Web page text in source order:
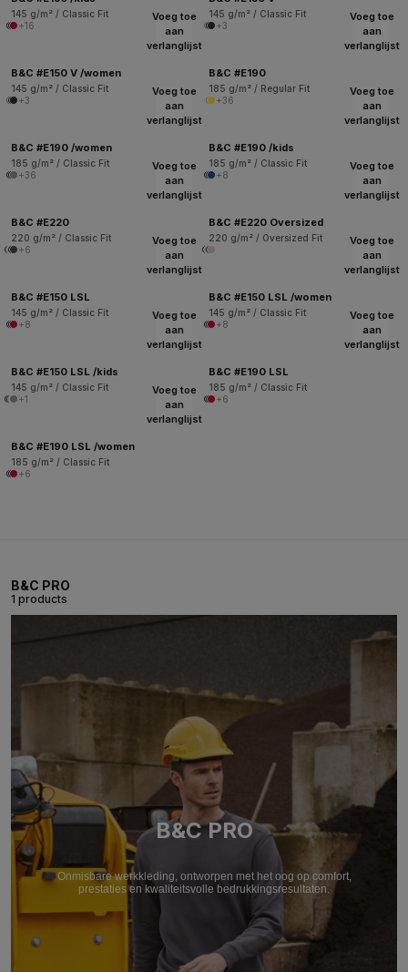
145 g/m² / Classic Fit
+16
145 g/m² / Classic Fit
+3
Voeg toe
aan
verlanglijst
B&C #E150 V /women
145 g/m² / Classic Fit
+3
Voeg toe
aan
verlanglijst
B&C #E190
185 g/m² / Regular Fit
+36
Voeg toe
aan
verlanglijst
B&C #E190 /women
185 g/m² / Classic Fit
+36
Voeg toe
aan
verlanglijst
B&C #E190 /kids
185 g/m² / Classic Fit
+8
Voeg toe
aan
verlanglijst
B&C #E220
220 g/m² / Classic Fit
+6
Voeg toe
aan
verlanglijst
B&C #E220 Oversized
220 g/m² / Oversized Fit
Voeg toe
aan
verlanglijst
B&C #E150 LSL
145 g/m² / Classic Fit
+8
Voeg toe
aan
verlanglijst
B&C #E150 LSL /women
145 g/m² / Classic Fit
+8
Voeg toe
aan
verlanglijst
B&C #E150 LSL /kids
145 g/m² / Classic Fit
+1
Voeg toe
aan
verlanglijst
B&C #E190 LSL
185 g/m² / Classic Fit
+6
Voeg toe
aan
verlanglijst
B&C #E190 LSL /women
185 g/m² / Classic Fit
+6
B&C PRO
1 products
B&C PRO
Onmisbare werkkleding, ontworpen met het oog op comfort,
prestaties en kwaliteitsvolle bedrukkingsresultaten.